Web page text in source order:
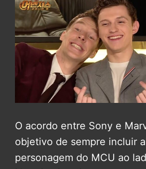
O acordo entre Sony e
objetivo de sempre incluir
personagem do MCU ao